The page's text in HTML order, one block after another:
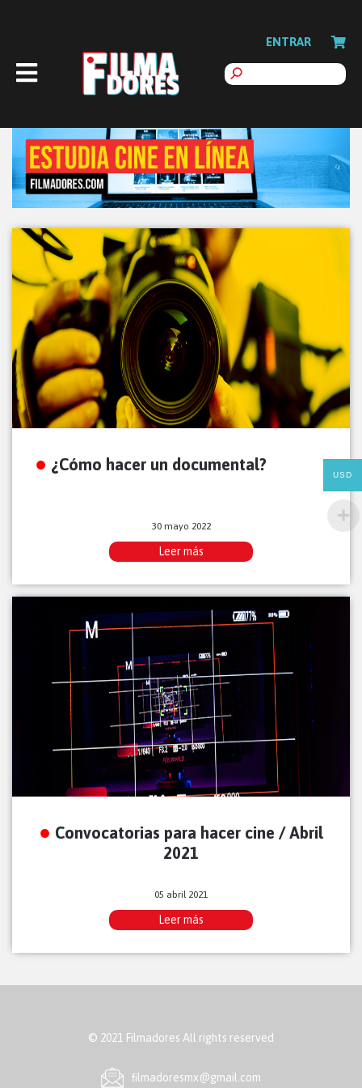
ENTRAR
¿Cómo hacer un documental?
30 mayo 2022
Leer más
Convocatorias para hacer cine / Abril
2021
05 abril 2021
Leer más
© 2021 Filmadores All rights reserved
ﬁlmadoresmx@gmail.com
USD